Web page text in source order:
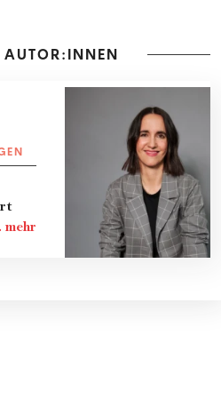
AUTOR:INNEN